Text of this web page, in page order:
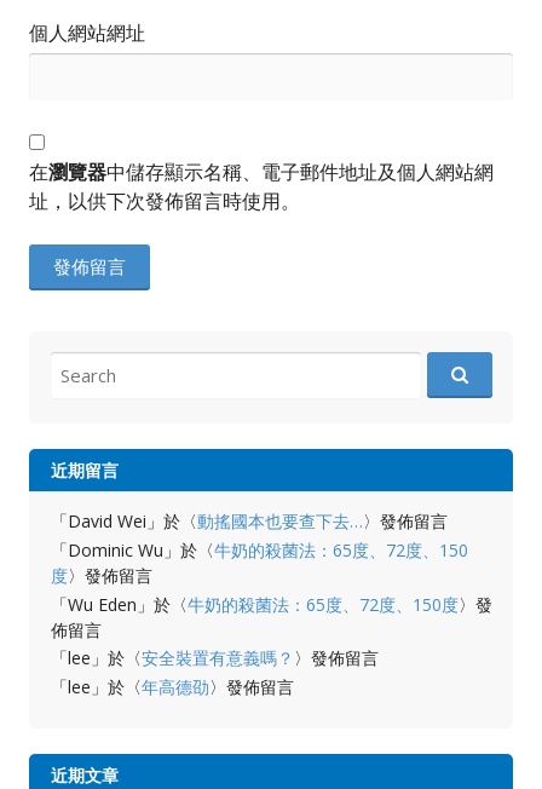
個人網站網址
在瀏覽器中儲存顯示名稱、電子郵件地址及個人網站網
址，以供下次發佈留言時使用。
for:
近期留言
「David Wei 」於〈動搖國本也要查下去…〉發佈留言
「Dominic Wu 」於〈牛奶的殺菌法：65度、72度、150
度〉發佈留言
「Wu Eden 」於〈牛奶的殺菌法：65度、72度、150度〉發
佈留言
「lee 」於〈安全裝置有意義嗎？ 〉發佈留言
「lee 」於〈年高德劭〉發佈留言
近期文章